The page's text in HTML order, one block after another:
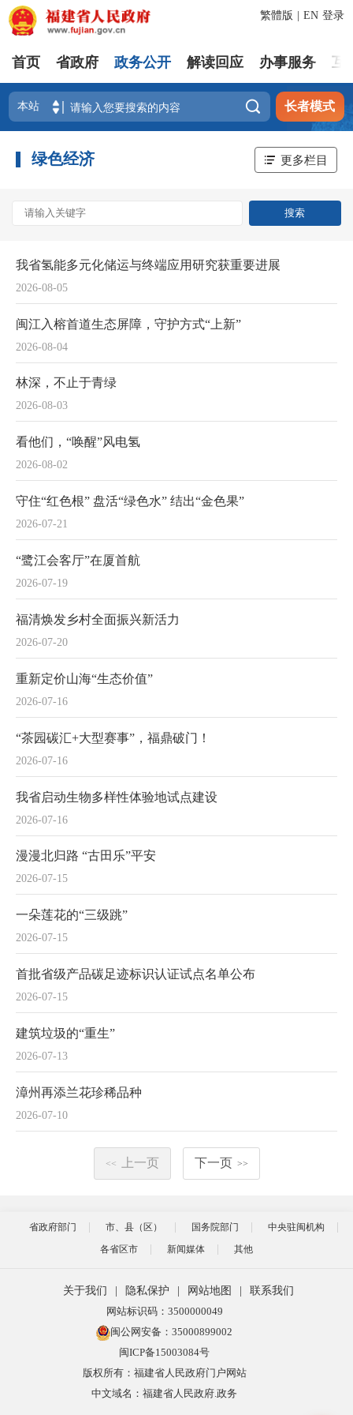
登录
繁體版 EN
首页 省政府 政务公开 解读回应 办事服务 互
 长者模式
绿色经济 更多栏目
2026-08-05
我省氢能多元化储运与终端应用研究获重要进展
2026-08-04
闽江入榕首道生态屏障，守护方式“上新”
2026-08-03
林深，不止于青绿
2026-08-02
看他们，“唤醒”风电氢
2026-07-21
守住“红色根” 盘活“绿色水” 结出“金色果”
2026-07-19
“鹭江会客厅”在厦首航
2026-07-20
福清焕发乡村全面振兴新活力
2026-07-16
重新定价山海“生态价值”
2026-07-16
“茶园碳汇+大型赛事”，福鼎破门！
2026-07-16
我省启动生物多样性体验地试点建设
2026-07-15
漫漫北归路 “古田乐”平安
2026-07-15
一朵莲花的“三级跳”
2026-07-15
首批省级产品碳足迹标识认证试点名单公布
2026-07-13
建筑垃圾的“重生”
2026-07-10
漳州再添兰花珍稀品种
<< 上一页 下一页 >>
省政府部门 市、县（区） 国务院部门
中央驻闽机构
各省区市
新闻媒体 其他
关于我们 隐私保护 网站地图
联系我们
网站标识码：3500000049
闽公网安备：35000899002
闽ICP备15003084号
版权所有：福建省人民政府门户网站
中文域名：福建省人民政府.政务